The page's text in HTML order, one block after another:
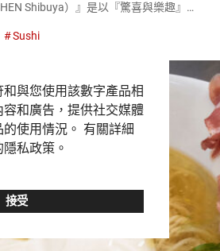
與您使用該數字產品相
容和廣告，提供社交媒體
使用情況。 有關詳細
私政策。
接受
Shibuya）』是以『驚喜與樂趣』為
Sushi